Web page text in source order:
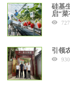
硅基
启“
727
引领
930